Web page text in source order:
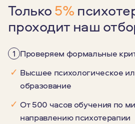
Только5%
проходит наш
1 Проверяем формальные
✓ Высшее психологическое
образование
✓ От 500 часов обучения по
направлению психотерапии